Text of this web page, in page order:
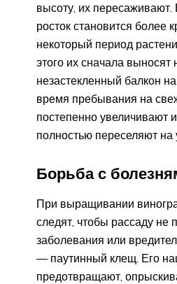
высоту, их
росток становится более
некоторый период
этого их сначала выносят
незастекленный балкон
время пребывания на
постепенно увеличивают
полностью переселяют на
Борьба с
При выращивании
следят, чтобы рассаду не
заболевания или
— паутинный клещ. Его
предотвращают,